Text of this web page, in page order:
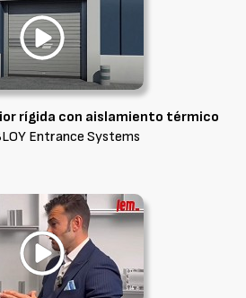
rígida con aislamiento térmico
Entrance Systems